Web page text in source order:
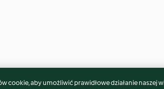
cookie, aby umożliwić prawidłowe działanie naszej